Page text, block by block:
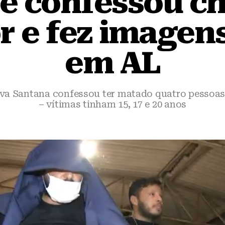
e fez
em AL
Santana confessou ter matado quatro
– vítimas tinham 15, 17 e 20 anos